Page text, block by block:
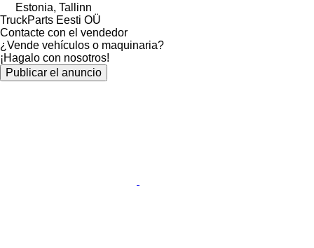
Estonia, Tallinn
TruckParts Eesti OÜ
Contacte con el vendedor
¿Vende vehículos o maquinaria?
¡Hagalo con nosotros!
Publicar el anuncio